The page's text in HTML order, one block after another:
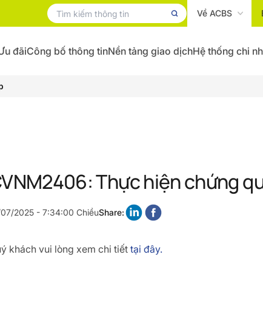
Về ACBS
đãiCông bố thông tinNền tảng giao dịchHệ thống chi
Thực hiện chứng
2025 - 7:34:00 ChiềuShare:
khách vui lòng xem chi tiết tại đây.